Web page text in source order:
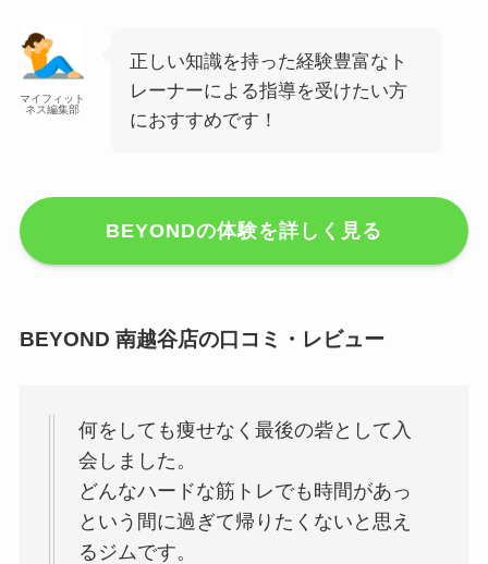
マイフィット
ネス編集部
正しい知識を持った経験豊富なト
レーナーによる指導を受けたい方
におすすめです！
BEYONDの体験を詳しく見る
BEYOND 南越谷店の口コミ・レビュー
何をしても痩せなく最後の砦として入
会しました。
どんなハードな筋トレでも時間があっ
という間に過ぎて帰りたくないと思え
るジムです。